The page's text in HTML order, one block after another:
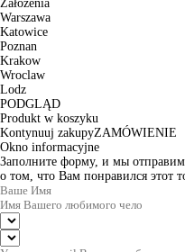
Założenia
Warszawa
Katowice
Poznan
Krakow
Wroclaw
Lodz
PODGLĄD
Produkt w koszyku
Kontynuuj zakupyZAMÓWIENIE
Okno informacyjne
Заполните форму, и мы
о том, что Вам понравился этот